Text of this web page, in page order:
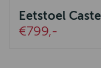
Eetstoel
€799,-